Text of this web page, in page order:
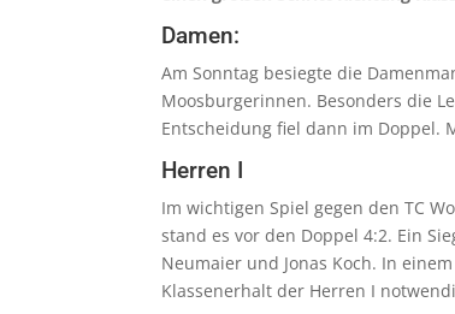
Damen:
Am Sonntag besiegte die
Moosburgerinnen. Besonders die
Entscheidung fiel dann im Doppel.
Herren I
Im wichtigen Spiel gegen den TC
stand es vor den Doppel 4:2. Ein
Neumaier und Jonas Koch. In
Klassenerhalt der Herren I